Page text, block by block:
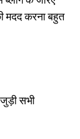
मदद करना बहुत
सभी